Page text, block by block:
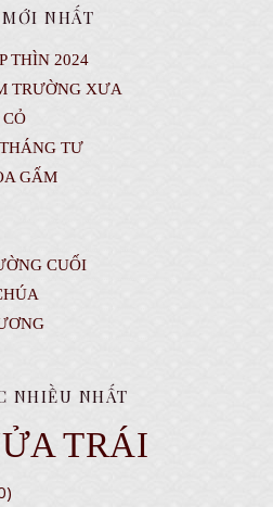
NHẤT
THÌN 2024
TRƯỜNG XƯA
TƯ
GẤM
CUỐI
NHIỀU NHẤT
TRÁI